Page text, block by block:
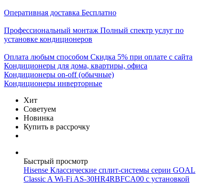
Оперативная доставка Бесплатно
Профессиональный монтаж Полный спектр услуг по
установке кондиционеров
Оплата любым способом Скидка 5% при оплате с сайта
Кондиционеры для дома, квартиры, офиса
Кондиционеры on-off (обычные)
Кондиционеры инверторные
Хит
Советуем
Новинка
Купить в рассрочку
Быстрый просмотр
Hisense Классические сплит-системы серии GOAL
Classic A Wi-Fi AS-30HR4RBFCA00 с установкой